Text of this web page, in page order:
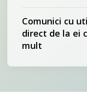
Comunici cu
direct de la ei
mult